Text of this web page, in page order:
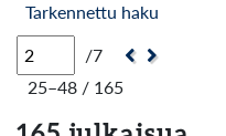
/7
25–48 / 165
Tarkennettu haku